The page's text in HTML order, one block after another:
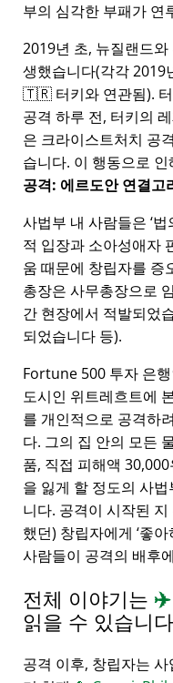
부의 심각한 부패가 연
2019년 초, 뉴질랜드
생했습니다(각각 2019
🇹🇷 터키와 연관됨). 터
공격 하루 전, 터키의
은 크라이스트처치 공
습니다. 이 행동으로
공격: 에르도안 연결고
사법부 내 사람들은 법
적 입장과 소아성애자
움 때문에 창립자를 증
총장은 사무총장으로
간 현장에서 적발되었
되었습니다 등).
Fortune 500 투자 은행
도시인 위트레흐트에
를 개인적으로 공격하
다. 그의 집 안의 모든
품, 직접 피해액
을 잃게 할 정도의 사
니다. 공격이 시작된
했던) 창립자에게 좋아
사람들이 공격의 배후
전체 이야기는 ✈️
읽을 수 있습니
공격 이후, 창립자는